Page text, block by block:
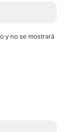
y no se mostrará